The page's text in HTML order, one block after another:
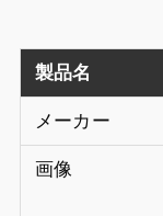
製品名
メーカー
画像